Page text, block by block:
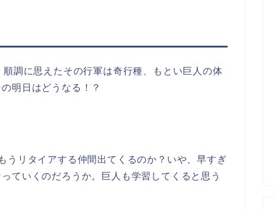
調に思えたその行軍は奇行種、もとい巨人の体
明日はどうなる！？
うリタイアする仲間出てくるのか？いや、早すぎ
ていくのだろうか。巨人も学習してくると思う